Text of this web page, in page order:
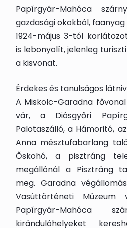
Papírgyár-Mahóca
gazdasági okokból,
1924-május 3-tól
is lebonyolít, jelenleg
a kisvonat.
Érdekes és tanulságos
A Miskolc-Garadna
vár, a Diósgyőri
Palotaszálló, a Hámoritó,
Anna mésztufabarlang
Őskohó, a pisztráng
megállónál a Pisztráng
meg. Garadna
Vasúttörténeti
Papírgyár-Mahóca
kirándulóhelyeket